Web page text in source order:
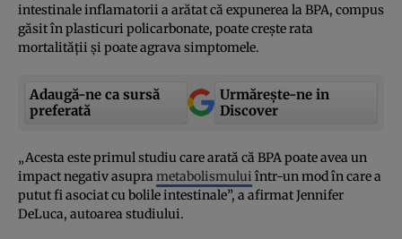
intestinale inflamatorii a arătat că expunerea la BPA, compus
găsit în plasticuri policarbonate, poate creşte rata
mortalităţii şi poate agrava simptomele.
Adaugă-ne ca sursă
preferată
Urmărește-ne in
Discover
„Acesta este primul studiu care arată că BPA poate avea un
impact negativ asupra metabolismului într-un mod în care a
putut fi asociat cu bolile intestinale”, a afirmat Jennifer
DeLuca, autoarea studiului.